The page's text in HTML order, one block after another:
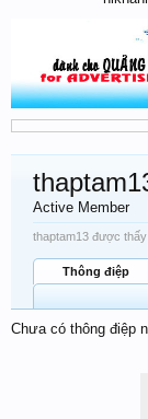
Active Member
thaptam13 được thấy
Thông điệp
Chưa có thông điệp